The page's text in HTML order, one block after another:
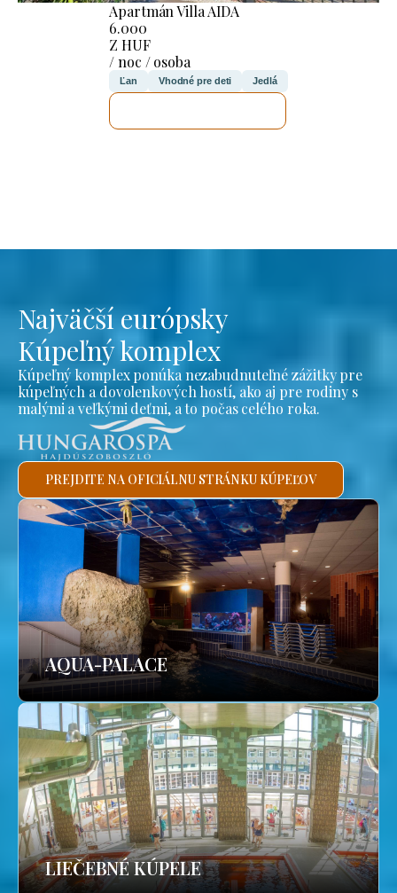
Apartmán Villa AIDA
6.000
Z HUF
/ noc / osoba
Ľan Vhodné pre deti Jedlá
Najväčší európsky
Kúpeľný komplex
Kúpeľný komplex ponúka nezabudnuteľné zážitky pre
kúpeľných a dovolenkových hostí, ako aj pre rodiny s
malými a veľkými deťmi, a to počas celého roka.
PREJDITE NA OFICIÁLNU STRÁNKU KÚPEĽOV
AQUA-PALACE
LIEČEBNÉ KÚPELE